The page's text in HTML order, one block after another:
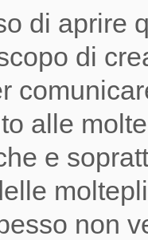
di aprire
di
alle
e
non